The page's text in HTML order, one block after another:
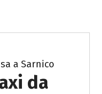
a Sarnico
da